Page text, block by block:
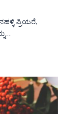
ಪ್ರಿಯರೆ,